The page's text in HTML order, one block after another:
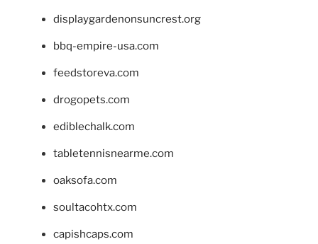
displaygardenonsuncrest.org
bbq-empire-usa.com
feedstoreva.com
drogopets.com
ediblechalk.com
tabletennisnearme.com
oaksofa.com
soultacohtx.com
capishcaps.com